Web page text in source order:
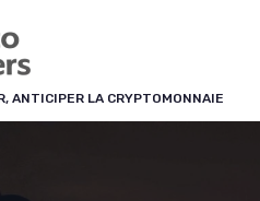
ANTICIPER LA CRYPTOMONNAIE